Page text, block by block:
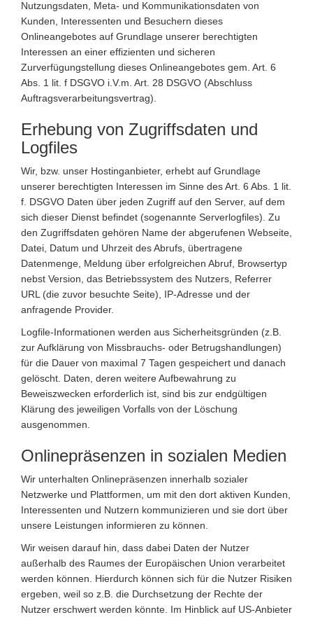
Nutzungsdaten, Meta- und Kommunikationsdaten von
Kunden, Interessenten und Besuchern dieses
Onlineangebotes auf Grundlage unserer berechtigten
Interessen an einer effizienten und sicheren
Zurverfügungstellung dieses Onlineangebotes gem. Art. 6
Abs. 1 lit. f DSGVO i.V.m. Art. 28 DSGVO (Abschluss
Auftragsverarbeitungsvertrag).
Erhebung von Zugriffsdaten und
Logfiles
Wir, bzw. unser Hostinganbieter, erhebt auf Grundlage
unserer berechtigten Interessen im Sinne des Art. 6 Abs. 1 lit.
f. DSGVO Daten über jeden Zugriff auf den Server, auf dem
sich dieser Dienst befindet (sogenannte Serverlogfiles). Zu
den Zugriffsdaten gehören Name der abgerufenen Webseite,
Datei, Datum und Uhrzeit des Abrufs, übertragene
Datenmenge, Meldung über erfolgreichen Abruf, Browsertyp
nebst Version, das Betriebssystem des Nutzers, Referrer
URL (die zuvor besuchte Seite), IP-Adresse und der
anfragende Provider.
Logfile-Informationen werden aus Sicherheitsgründen (z.B.
zur Aufklärung von Missbrauchs- oder Betrugshandlungen)
für die Dauer von maximal 7 Tagen gespeichert und danach
gelöscht. Daten, deren weitere Aufbewahrung zu
Beweiszwecken erforderlich ist, sind bis zur endgültigen
Klärung des jeweiligen Vorfalls von der Löschung
ausgenommen.
Onlinepräsenzen in sozialen Medien
Wir unterhalten Onlinepräsenzen innerhalb sozialer
Netzwerke und Plattformen, um mit den dort aktiven Kunden,
Interessenten und Nutzern kommunizieren und sie dort über
unsere Leistungen informieren zu können.
Wir weisen darauf hin, dass dabei Daten der Nutzer
außerhalb des Raumes der Europäischen Union verarbeitet
werden können. Hierdurch können sich für die Nutzer Risiken
ergeben, weil so z.B. die Durchsetzung der Rechte der
Nutzer erschwert werden könnte. Im Hinblick auf US-Anbieter